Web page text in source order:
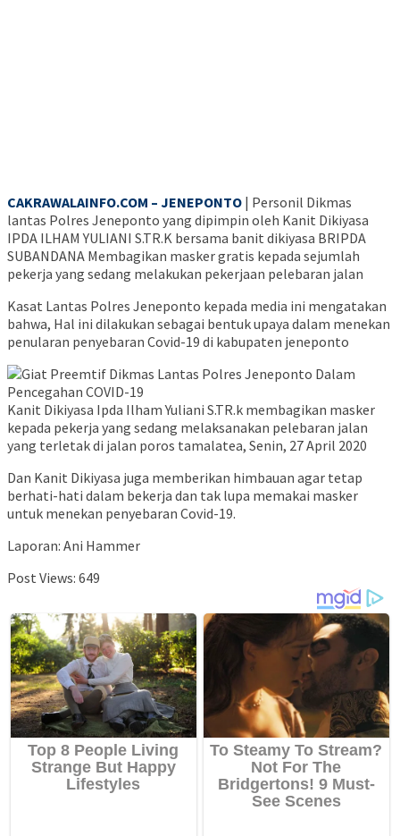
CAKRAWALAINFO.COM – JENEPONTO | Personil Dikmas
lantas Polres Jeneponto yang dipimpin oleh Kanit Dikiyasa
IPDA ILHAM YULIANI S.TR.K bersama banit dikiyasa BRIPDA
SUBANDANA Membagikan masker gratis kepada sejumlah
pekerja yang sedang melakukan pekerjaan pelebaran jalan
Kasat Lantas Polres Jeneponto kepada media ini mengatakan
bahwa, Hal ini dilakukan sebagai bentuk upaya dalam menekan
penularan penyebaran Covid-19 di kabupaten jeneponto
Kanit Dikiyasa Ipda Ilham Yuliani S.TR.k membagikan masker
kepada pekerja yang sedang melaksanakan pelebaran jalan
yang terletak di jalan poros tamalatea, Senin, 27 April 2020
Dan Kanit Dikiyasa juga memberikan himbauan agar tetap
berhati-hati dalam bekerja dan tak lupa memakai masker
untuk menekan penyebaran Covid-19.
Laporan: Ani Hammer
Post Views: 649